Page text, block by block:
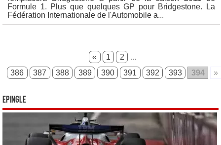
Formule 1. Plus que quelques GP pour Bridgestone. La
Fédération Internationale de l'Automobile a...
« 1 2
...
386
387 388 389 390 391 392 393 394 »
Epingle